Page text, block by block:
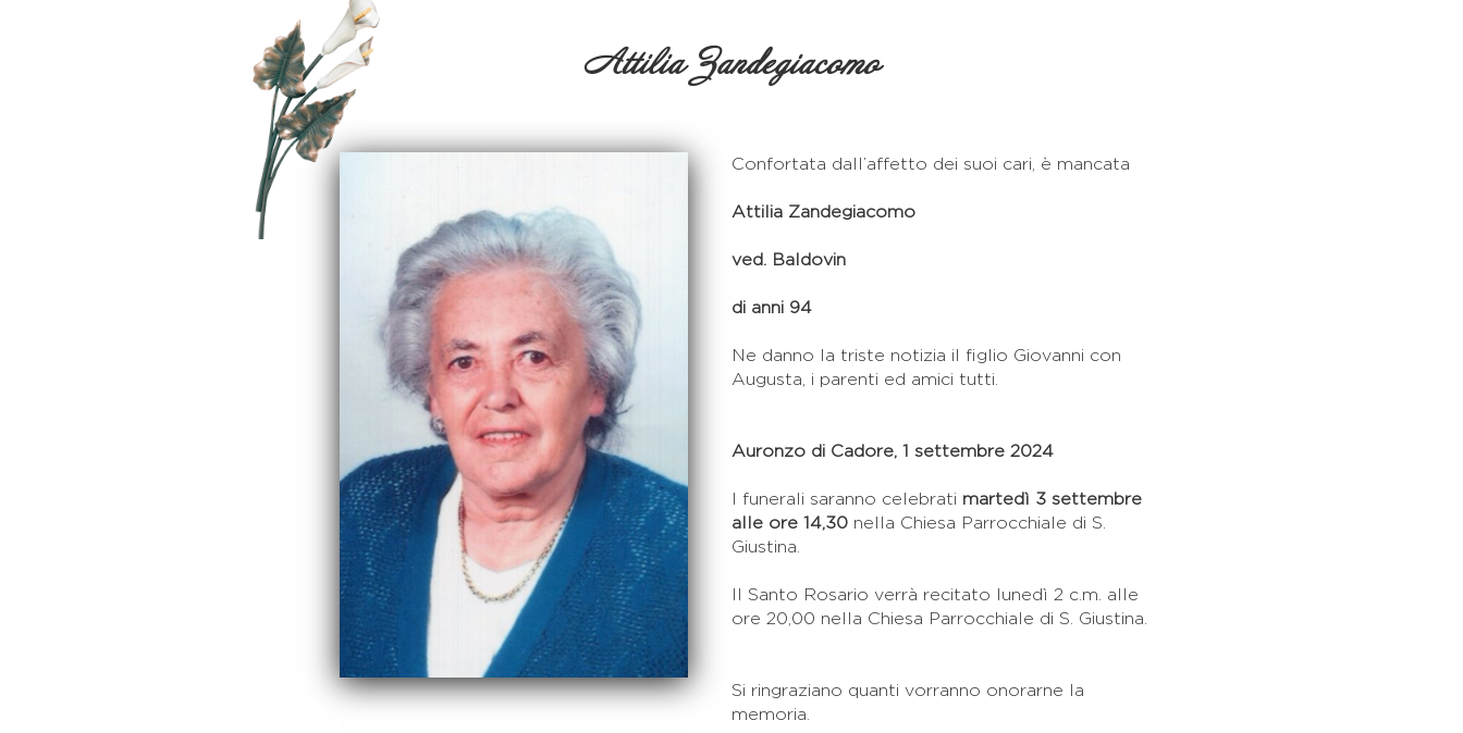
Attilia Zandegiacomo
Confortata dall’affetto dei suoi cari, è mancata
Attilia Zandegiacomo
ved. Baldovin
di anni 94
Ne danno la triste notizia il figlio Giovanni con
Augusta, i parenti ed amici tutti.
Auronzo di Cadore, 1 settembre 2024
I funerali saranno celebrati martedì 3 settembre
alle ore 14,30 nella Chiesa Parrocchiale di S.
Giustina.
Il Santo Rosario verrà recitato lunedì 2 c.m. alle
ore 20,00 nella Chiesa Parrocchiale di S. Giustina.
Si ringraziano quanti vorranno onorarne la
memoria.